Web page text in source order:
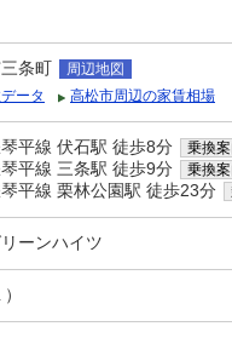
条町
周辺地図
ータ
高松市周辺の家賃相場
平線 伏石駅 徒歩8分 乗換
平線 三条駅 徒歩9分 乗換
平線 栗林公園駅 徒歩23分
ーンハイツ